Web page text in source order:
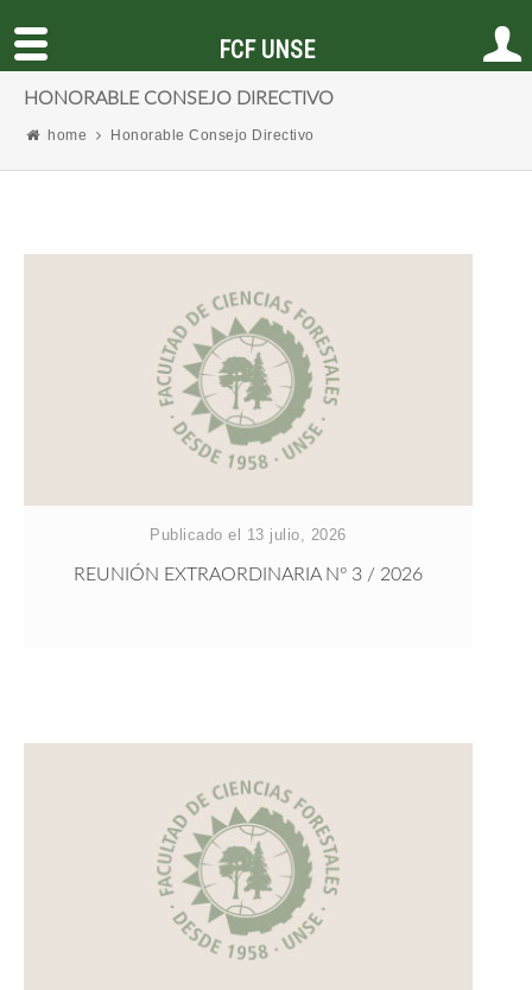
HONORABLE CONSEJO DIRECTIVO
home Honorable Consejo Directivo
Publicado el 13 julio, 2026
REUNIÓN EXTRAORDINARIA Nº 3 / 2026
FCF UNSE